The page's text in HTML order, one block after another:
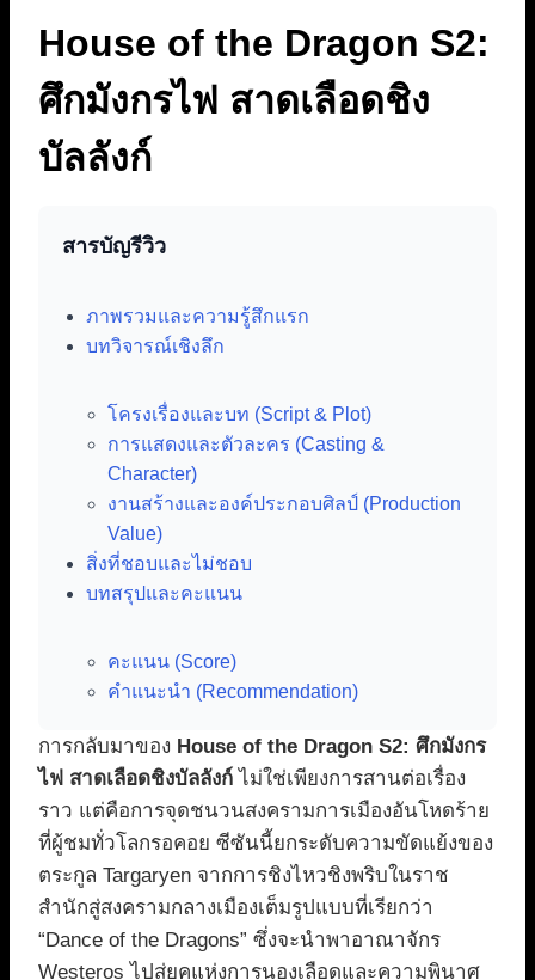
House of the Dragon S2:
ศึกมังกรไฟ สาดเลือดชิง
บัลลังก์
สารบัญรีวิว
ภาพรวมและความรู้สึกแรก
บทวิจารณ์เชิงลึก
โครงเรื่องและบท (Script & Plot)
การแสดงและตัวละคร (Casting &
Character)
งานสร้างและองค์ประกอบศิลป์ (Production
Value)
สิ่งที่ชอบและไม่ชอบ
บทสรุปและคะแนน
คะแนน (Score)
คำแนะนำ (Recommendation)
การกลับมาของ House of the Dragon S2: ศึกมังกร
ไฟ สาดเลือดชิงบัลลังก์ ไม่ใช่เพียงการสานต่อเรื่อง
ราว แต่คือการจุดชนวนสงครามการเมืองอันโหดร้าย
ที่ผู้ชมทั่วโลกรอคอย ซีซันนี้ยกระดับความขัดแย้งของ
ตระกูล Targaryen จากการชิงไหวชิงพริบในราช
สำนักสู่สงครามกลางเมืองเต็มรูปแบบที่เรียกว่า
“Dance of the Dragons” ซึ่งจะนำพาอาณาจักร
Westeros ไปสู่ยุคแห่งการนองเลือดและความพินาศ